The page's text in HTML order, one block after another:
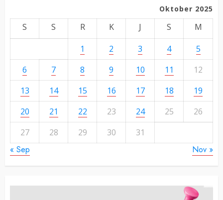
Oktober 2025
S S R K J S
M
1
2 3 4
5
6
7 8 9 10 11
12
13
14 15 16 17 18
19
20
21 22 23 24 25
26
27
28 29 30 31
« Sep Nov »